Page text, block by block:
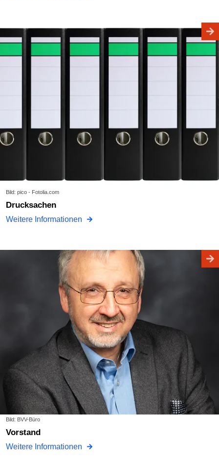
Bild: pico - Fotolia.com
Drucksachen
Weitere Informationen
Bild: BVV-Büro
Vorstand
Weitere Informationen